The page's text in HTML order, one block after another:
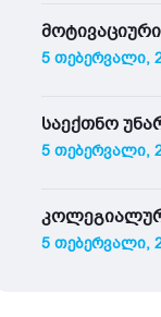
5 თებერვალი,
საექთნო
5 თებერვალი,
5 თებერვალი,